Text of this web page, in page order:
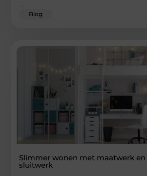
...
Blog
Slimmer wonen met maatwerk en
sluitwerk